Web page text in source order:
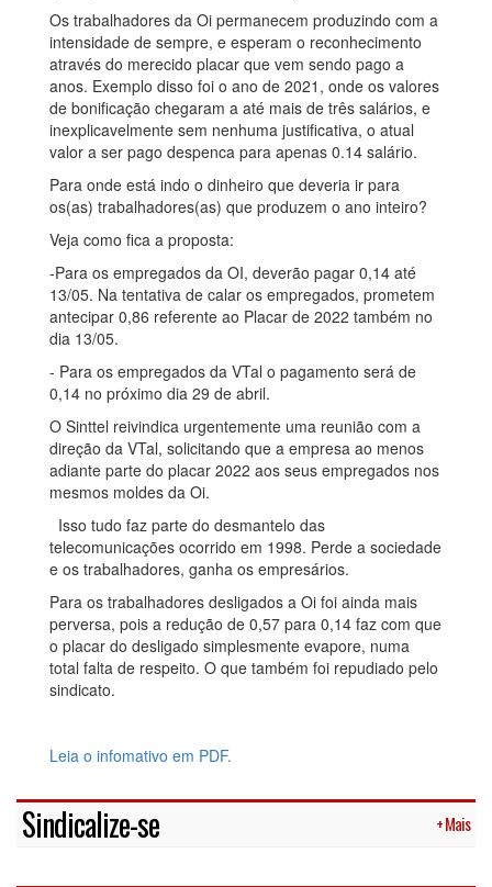
Os trabalhadores da Oi permanecem produzindo com a
intensidade de sempre, e esperam o reconhecimento
através do merecido placar que vem sendo pago a
anos. Exemplo disso foi o ano de 2021, onde os valores
de bonificação chegaram a até mais de três salários, e
inexplicavelmente sem nenhuma justificativa, o atual
valor a ser pago despenca para apenas 0.14 salário.
Para onde está indo o dinheiro que deveria ir para
os(as) trabalhadores(as) que produzem o ano inteiro?
Veja como fica a proposta:
-Para os empregados da OI, deverão pagar 0,14 até
13/05. Na tentativa de calar os empregados, prometem
antecipar 0,86 referente ao Placar de 2022 também no
dia 13/05.
- Para os empregados da VTal o pagamento será de
0,14 no próximo dia 29 de abril.
O Sinttel reivindica urgentemente uma reunião com a
direção da VTal, solicitando que a empresa ao menos
adiante parte do placar 2022 aos seus empregados nos
mesmos moldes da Oi.
Isso tudo faz parte do desmantelo das
telecomunicações ocorrido em 1998. Perde a sociedade
e os trabalhadores, ganha os empresários.
Para os trabalhadores desligados a Oi foi ainda mais
perversa, pois a redução de 0,57 para 0,14 faz com que
o placar do desligado simplesmente evapore, numa
total falta de respeito. O que também foi repudiado pelo
sindicato.
Leia o infomativo em PDF.
Sindicalize-se + Mais